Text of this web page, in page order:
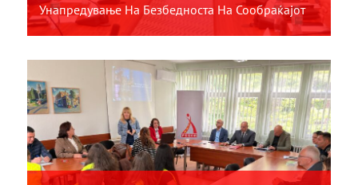
Унапредување На Безбедноста На Сообраќајот